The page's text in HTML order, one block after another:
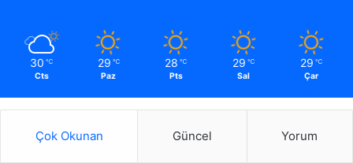
30 ℃
Cts
29 ℃
Paz
28 ℃
Pts
29 ℃
Sal
29 ℃
Çar
Çok Okunan Güncel Yorum